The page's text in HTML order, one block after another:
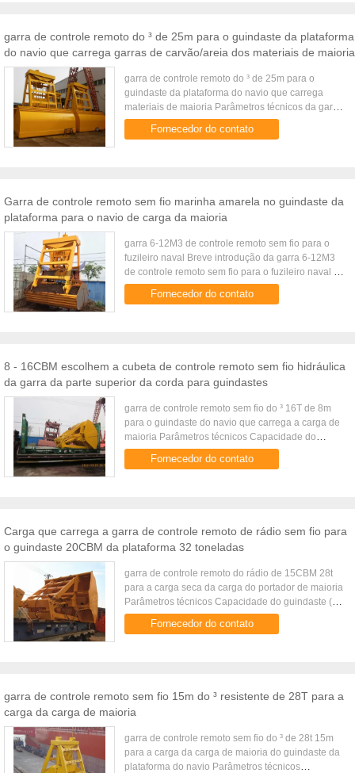
garra de controle remoto do ³ de 25m para o guindaste da plataforma
do navio que carrega garras de carvão/areia dos materiais de maioria
garra de controle remoto do ³ de 25m para o
guindaste da plataforma do navio que carrega
materiais de maioria Parâmetros técnicos da garra
de controle remoto para o navio de carga da
maioria Capacidade do ...
Fornecedor do contato
Garra de controle remoto sem fio marinha amarela no guindaste da
plataforma para o navio de carga da maioria
garra 6-12M3 de controle remoto sem fio para o
fuzileiro naval Breve introdução da garra 6-12M3
de controle remoto sem fio para o fuzileiro naval A
garra de controle remoto sem fio é uma garra
dupla da colher ...
Fornecedor do contato
8 - 16CBM escolhem a cubeta de controle remoto sem fio hidráulica
da garra da parte superior da corda para guindastes
garra de controle remoto sem fio do ³ 16T de 8m
para o guindaste do navio que carrega a carga de
maioria Parâmetros técnicos Capacidade do
guindaste (t) Volume (³ de m) Densidade da carga
(³ de t/m) Peso da ...
Fornecedor do contato
Carga que carrega a garra de controle remoto de rádio sem fio para
o guindaste 20CBM da plataforma 32 toneladas
garra de controle remoto do rádio de 15CBM 28t
para a carga seca da carga do portador de maioria
Parâmetros técnicos Capacidade do guindaste (t)
Volume (³ de m) Densidade da carga (³ de t/m)
Peso da carga (t) ...
Fornecedor do contato
garra de controle remoto sem fio 15m do ³ resistente de 28T para a
carga da carga de maioria
garra de controle remoto sem fio do ³ de 28t 15m
para a carga da carga de maioria do guindaste da
plataforma do navio Parâmetros técnicos